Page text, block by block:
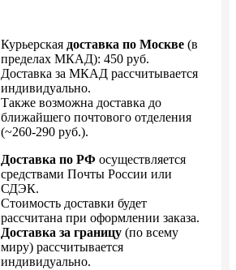
Курьерская доставка по Москве (в
пределах МКАД): 450 руб.
Доставка за МКАД рассчитывается
индивидуально.
Также возможна доставка до
ближайшего почтового отделения
(~260-290 руб.).
Доставка по РФ осуществляется
средствами Почты России или
СДЭК.
Стоимость доставки будет
рассчитана при оформлении заказа.
Доставка за границу (по всему
миру) рассчитывается
индивидуально.